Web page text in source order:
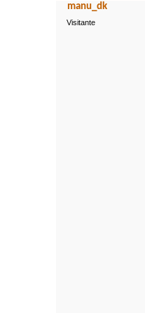
manu_dk
Visitante